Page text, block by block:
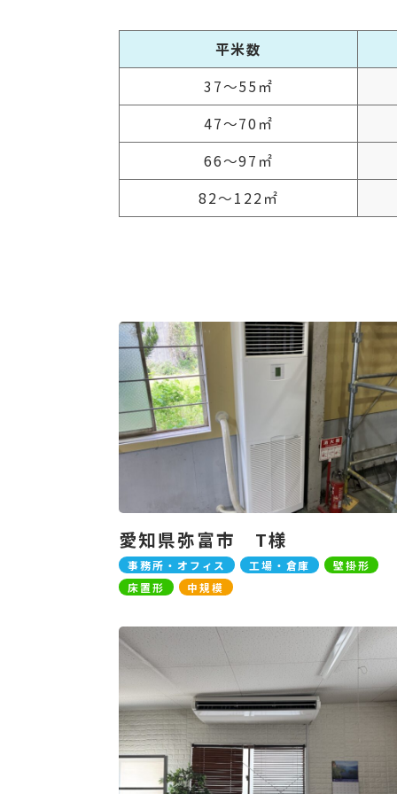
平米数
37～55㎡
47～70㎡
66～97㎡
82～122㎡
愛知県弥富市 T様
事務所・オフィス 工場・倉庫
壁掛形
床置形
中規模